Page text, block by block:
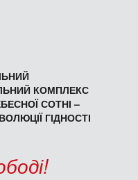
КОМПЛЕКС
СОТНІ –
ГІДНОСТІ